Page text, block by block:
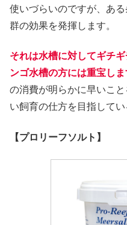
使いづらいのですが、あ
群の効果を発揮します。
それは水槽に対してギチ
ンゴ水槽の方には重宝し
の消費が明らかに早いこ
い飼育の仕方を目指してい
【プロリーフソルト】